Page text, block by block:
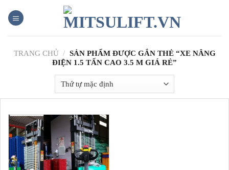
TRANG CHỦ / SẢN PHẨM ĐƯỢC GẮN THẺ “XE NÂNG
ĐIỆN 1.5 TẤN CAO 3.5 M GIÁ RẺ”